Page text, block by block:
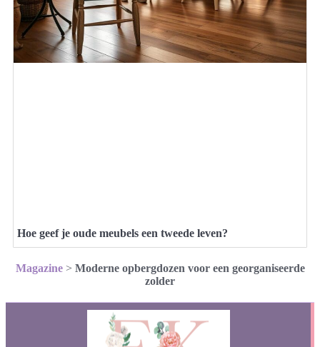
Hoe geef je oude meubels een tweede leven?
Magazine> Moderne opbergdozen voor een georganiseerde
zolder